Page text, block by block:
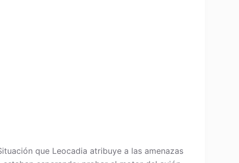
que Leocadia atribuye a las amenazas